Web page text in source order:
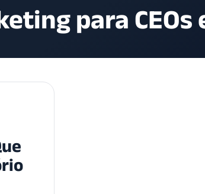
para CEOs